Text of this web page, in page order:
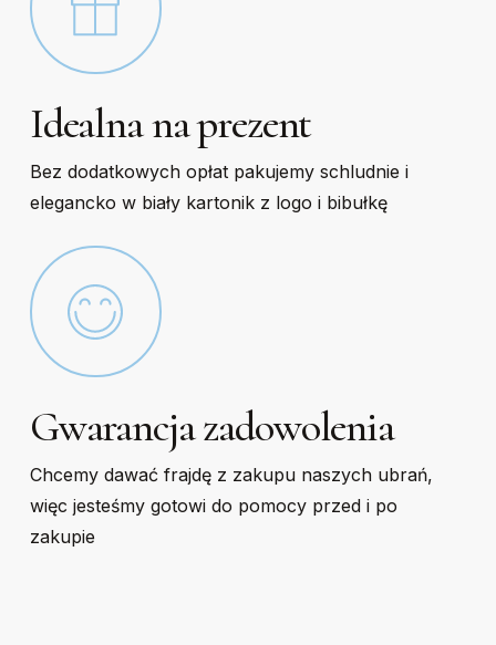
Idealna na prezent
Bez dodatkowych opłat pakujemy schludnie i
elegancko w biały kartonik z logo i bibułkę
Gwarancja zadowolenia
Chcemy dawać frajdę z zakupu naszych ubrań,
więc jesteśmy gotowi do pomocy przed i po
zakupie